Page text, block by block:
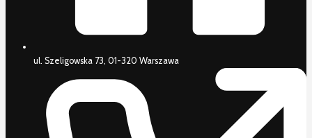
ul. Szeligowska 73, 01-320 Warszawa